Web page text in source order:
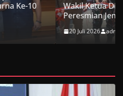
Kabupaten Sukabumi Hadiri
Garuda Suci di Cikembar